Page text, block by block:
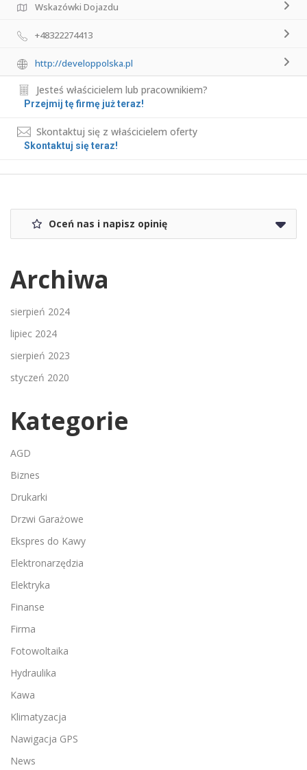
Wskazówki Dojazdu
+48322274413
http://developpolska.pl
Jesteś właścicielem lub pracownikiem?
Przejmij tę firmę już teraz!
Skontaktuj się z właścicielem oferty
Skontaktuj się teraz!
Oceń nas i napisz opinię
Archiwa
sierpień 2024
lipiec 2024
sierpień 2023
styczeń 2020
Kategorie
AGD
Biznes
Drukarki
Drzwi Garażowe
Ekspres do Kawy
Elektronarzędzia
Elektryka
Finanse
Firma
Fotowoltaika
Hydraulika
Kawa
Klimatyzacja
Nawigacja GPS
News